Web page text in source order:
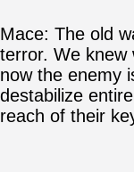
Mace: The old
terror. We knew
now the enemy
destabilize
reach of their